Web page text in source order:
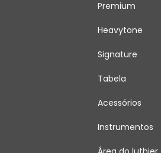
Premium
Heavytone
Signature
Tabela
Acessórios
Instrumentos